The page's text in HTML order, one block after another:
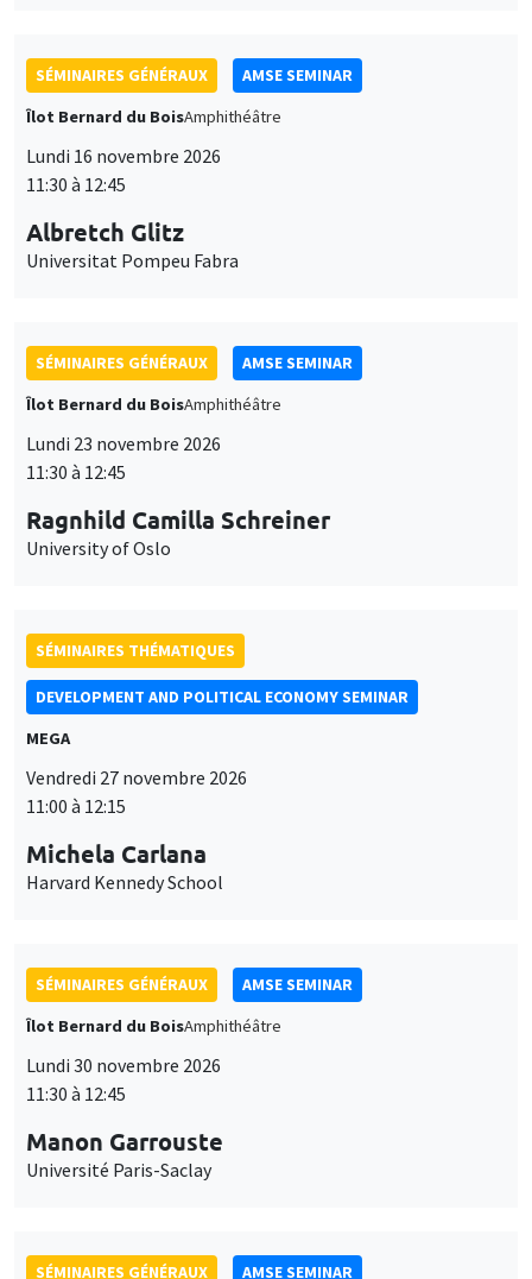
SÉMINAIRES GÉNÉRAUX
AMSE SEMINAR
Îlot Bernard du BoisAmphithéâtre
Lundi 16 novembre 2026
11:30 à 12:45
Albretch Glitz
Universitat Pompeu Fabra
SÉMINAIRES GÉNÉRAUX
AMSE SEMINAR
Îlot Bernard du BoisAmphithéâtre
Lundi 23 novembre 2026
11:30 à 12:45
Ragnhild Camilla Schreiner
University of Oslo
SÉMINAIRES THÉMATIQUES
DEVELOPMENT AND POLITICAL ECONOMY SEMINAR
MEGA
Vendredi 27 novembre 2026
11:00 à 12:15
Michela Carlana
Harvard Kennedy School
SÉMINAIRES GÉNÉRAUX
AMSE SEMINAR
Îlot Bernard du BoisAmphithéâtre
Lundi 30 novembre 2026
11:30 à 12:45
Manon Garrouste
Université Paris-Saclay
SÉMINAIRES GÉNÉRAUX AMSE SEMINAR